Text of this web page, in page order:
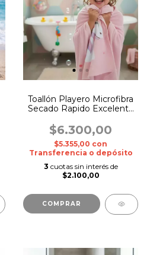
Toallón Playero Microfibra
Secado Rapido Excelente
$6.300,00
$5.355,00 con
Transferencia o depósito
3 cuotas sin interés de
$2.100,00
COMPRAR